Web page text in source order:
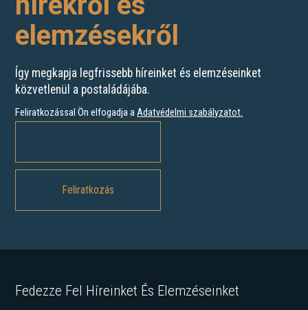
elemzésekről
Így megkapja legfrissebb híreinket és elemzéseinket
közvetlenül a postaládájába.
Feliratkozással Ön elfogadja aAdatvédelmi szabályzatot.
Fedezze Fel Híreinket És Elemzéseinket